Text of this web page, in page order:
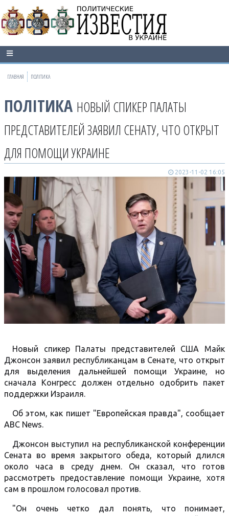
ГЛАВНАЯ ПОЛІТИКА
ПОЛІТИКА НОВЫЙ СПИКЕР ПАЛАТЫ
ПРЕДСТАВИТЕЛЕЙ ЗАЯВИЛ СЕНАТУ, ЧТО ОТКРЫТ
ДЛЯ ПОМОЩИ УКРАИНЕ
2023-11-02 16:05
Новый спикер Палаты представителей США Майк
Джонсон заявил республиканцам в Сенате, что открыт
для выделения дальнейшей помощи Украине, но
сначала Конгресс должен отдельно одобрить пакет
поддержки Израиля.
Об этом, как пишет "Европейская правда", сообщает
ABC News.
Джонсон выступил на республиканской конференции
Сената во время закрытого обеда, который длился
около часа в среду днем. Он сказал, что готов
рассмотреть предоставление помощи Украине, хотя
сам в прошлом голосовал против.
"Он очень четко дал понять, что понимает,